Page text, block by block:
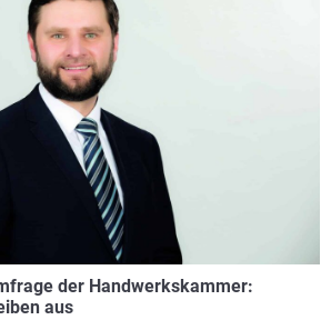
der Handwerkskammer:
aus